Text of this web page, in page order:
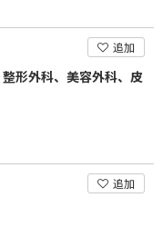
追加
形外科、美容外科、皮
追加